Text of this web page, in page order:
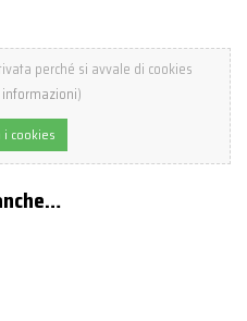
perché si avvale di cookies
)
i cookies